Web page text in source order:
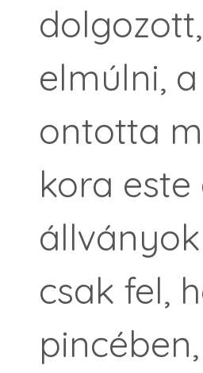
elmúlni,
ontotta
kora
csak fel,